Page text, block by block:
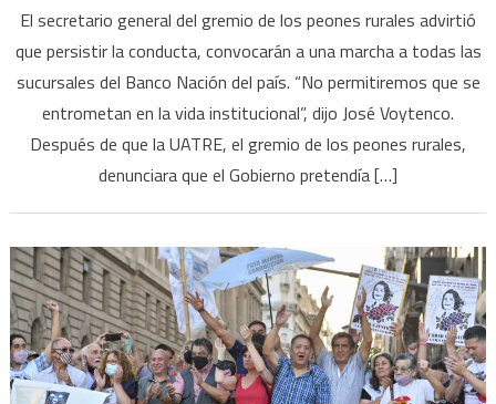
denuncia
que
el
Ministerio
de
Trabajo
“intervenirlos”
y
“retenerles”
$5.000
millones
El secretario general del gremio de los peones rurales advirtió
que persistir la conducta, convocarán a una marcha a todas las
sucursales del Banco Nación del país. “No permitiremos que se
entrometan en la vida institucional”, dijo José Voytenco.
Después de que la UATRE, el gremio de los peones rurales,
denunciara que el Gobierno pretendía […]